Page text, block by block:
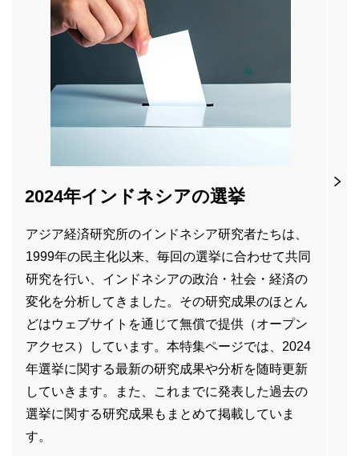
2024年インドネシアの選挙
アジア経済研究所のインドネシア研究者たちは、
1999年の民主化以来、毎回の選挙に合わせて共同
研究を行い、インドネシアの政治・社会・経済の
変化を分析してきました。その研究成果のほとん
どはウェブサイトを通じて無償で提供（オープン
アクセス）しています。本特集ページでは、2024
年選挙に関する最新の研究成果や分析を随時更新
していきます。また、これまでに発表した過去の
選挙に関する研究成果もまとめて掲載していま
す。